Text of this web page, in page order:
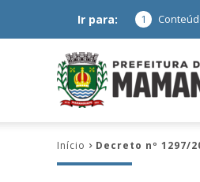
Ir para: 1
Início Decreto nº 1297/